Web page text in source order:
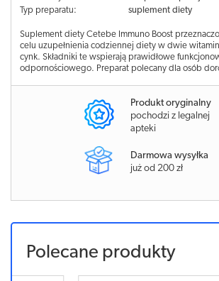
Typ preparatu:
suplement diety
Suplement diety Cetebe Immuno Boost
celu uzupełnienia codziennej diety w dwie
cynk. Składniki te wspierają prawidłowe
odpornościowego. Preparat polecany dla osób
Produkt oryginalny
pochodzi z legalnej
apteki
Darmowa wysyłka
już od 200 zł
Polecane produkty